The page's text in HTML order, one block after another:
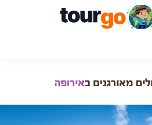
מאורגנים באירופה